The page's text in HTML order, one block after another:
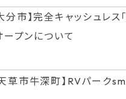
分市】完全キャッシュレ
ープンについて
草市牛深町】RVパーク